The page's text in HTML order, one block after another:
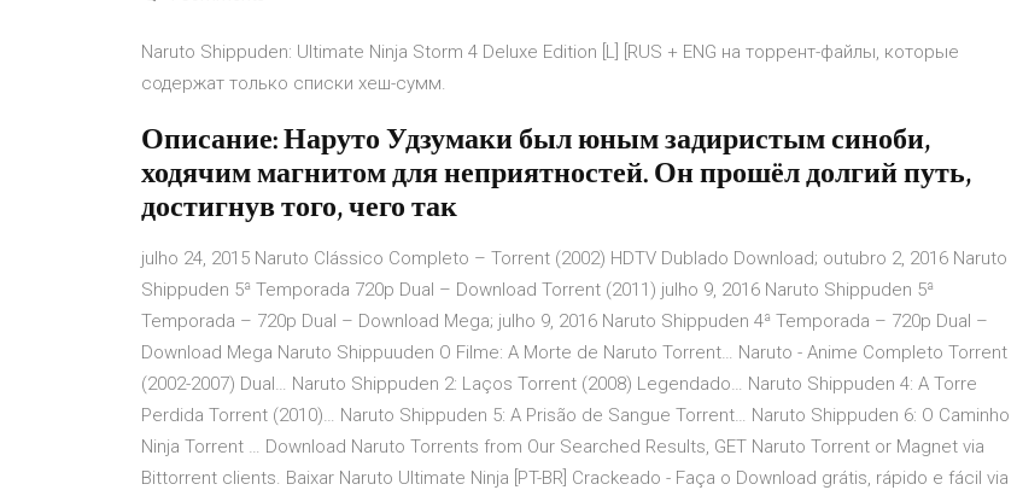
Naruto Shippuden: Ultimate Ninja Storm 4 Deluxe Edition [L] [RUS + ENG на торрент-файлы, которые
содержат только списки хеш-сумм.
Описание: Наруто Удзумаки был юным задиристым синоби,
ходячим магнитом для неприятностей. Он прошёл долгий путь,
достигнув того, чего так
julho 24, 2015 Naruto Clássico Completo – Torrent (2002) HDTV Dublado Download; outubro 2, 2016 Naruto
Shippuden 5ª Temporada 720p Dual – Download Torrent (2011) julho 9, 2016 Naruto Shippuden 5ª
Temporada – 720p Dual – Download Mega; julho 9, 2016 Naruto Shippuden 4ª Temporada – 720p Dual –
Download Mega Naruto Shippuuden O Filme: A Morte de Naruto Torrent… Naruto - Anime Completo Torrent
(2002-2007) Dual… Naruto Shippuden 2: Laços Torrent (2008) Legendado… Naruto Shippuden 4: A Torre
Perdida Torrent (2010)… Naruto Shippuden 5: A Prisão de Sangue Torrent… Naruto Shippuden 6: O Caminho
Ninja Torrent … Download Naruto Torrents from Our Searched Results, GET Naruto Torrent or Magnet via
Bittorrent clients. Baixar Naruto Ultimate Ninja [PT-BR] Crackeado - Faça o Download grátis, rápido e fácil via